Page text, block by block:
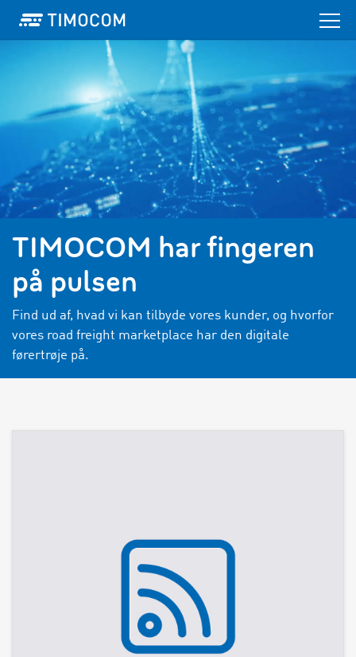
TIMOCOM har fingeren
på pulsen
Find ud af, hvad vi kan tilbyde vores kunder, og hvorfor
vores road freight marketplace har den digitale
førertrøje på.